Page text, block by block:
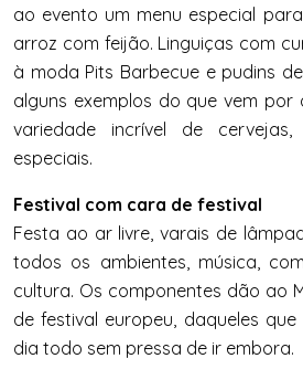
ao evento um menu especial
arroz com feijão. Linguiças com
à moda Pits Barbecue e pudins
alguns exemplos do que vem por
variedade incrível de
especiais.
Festival com cara de festival
Festa ao ar livre, varais de
todos os ambientes, música,
cultura. Os componentes dão ao
de festival europeu, daqueles
dia todo sem pressa de ir embora.